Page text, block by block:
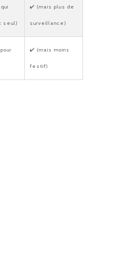
seul)
✔️ (mais plus de
surveillance)
✔️ (mais moins
festif)